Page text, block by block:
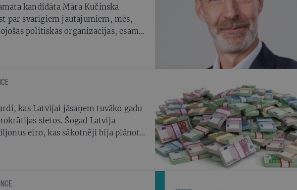
kandidāta Māra Kučinska
par svarīgiem jautājumiem, mēs,
politiskās organizācijas, esam
kas Latvijai jāsaņem tuvāko gadu
sietos. Šogad Latvija
eiro, kas sākotnēji bija plānoti.